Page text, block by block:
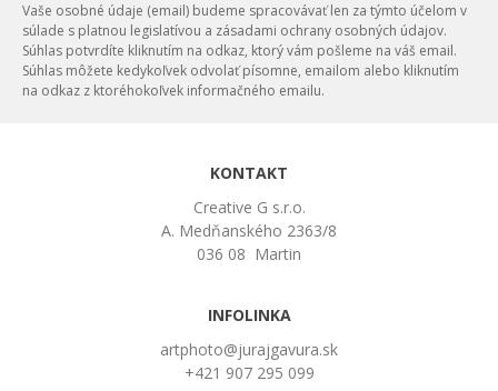
Vaše osobné údaje (email) budeme spracovávať len za týmto účelom v
súlade s platnou legislatívou a zásadami ochrany osobných údajov.
Súhlas potvrdíte kliknutím na odkaz, ktorý vám pošleme na váš email.
Súhlas môžete kedykoľvek odvolať písomne, emailom alebo kliknutím
na odkaz z ktoréhokoľvek informačného emailu.
KONTAKT
Creative G s.r.o.
A. Medňanského 2363/8
036 08 Martin
INFOLINKA
artphoto@jurajgavura.sk
+421 907 295 099